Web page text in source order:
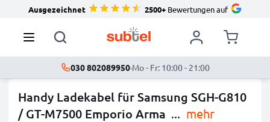
Ausgezeichnet 2500+Bewertungen auf
030 802089950·Mo - Fr: 10:00 - 21:00
Handy Ladekabel für Samsung SGH-G810
/ GT-M7500 Emporio Arma ... mehr